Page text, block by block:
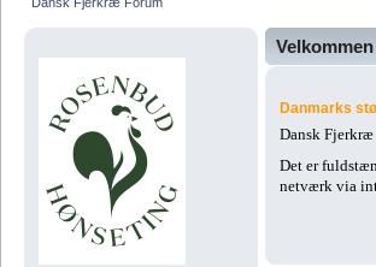
Velkommen
Danmarks
Dansk
Det er
netværk via